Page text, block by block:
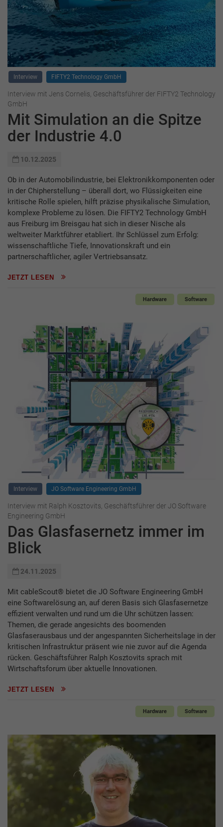
Interview FIFTY2 Technology GmbH
Interview mit Jens Cornelis, Geschäftsführer der FIFTY2 Technology
GmbH
Mit Simulation an die Spitze
der Industrie 4.0
10.12.2025
Ob in der Automobilindustrie, bei Elektronikkomponenten oder
in der Chipherstellung – überall dort, wo Flüssigkeiten eine
kritische Rolle spielen, hilft präzise physikalische Simulation,
komplexe Probleme zu lösen. Die FIFTY2 Technology GmbH
aus Freiburg im Breisgau hat sich in dieser Nische als
weltweiter Marktführer etabliert. Ihr Schlüssel zum Erfolg:
wissenschaftliche Tiefe, Innovationskraft und ein
partnerschaftlicher, agiler Vertriebsansatz.
JETZT LESEN
Hardware Software
Interview JO Software Engineering GmbH
Interview mit Ralph Kosztovits, Geschäftsführer der JO Software
Engineering GmbH
Das Glasfasernetz immer im
Blick
24.11.2025
Mit cableScout® bietet die JO Software Engineering GmbH
eine Softwarelösung an, auf deren Basis sich Glasfasernetze
effizient verwalten und rund um die Uhr schützen lassen:
Themen, die gerade angesichts des boomenden
Glasfaserausbaus und der angespannten Sicherheitslage in der
kritischen Infrastruktur präsent wie nie zuvor auf die Agenda
rücken. Geschäftsführer Ralph Kosztovits sprach mit
Wirtschaftsforum über aktuelle Innovationen.
JETZT LESEN
Hardware Software